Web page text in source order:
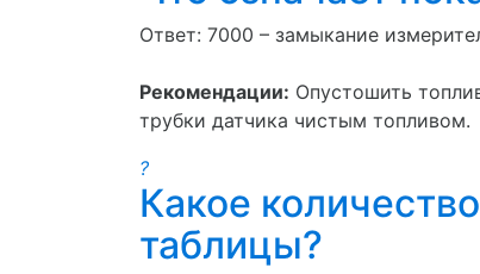
Ответ: 7000 – замыкание
Рекомендации: Опустошить
трубки датчика чистым топливом.
?
Какое
таблицы?